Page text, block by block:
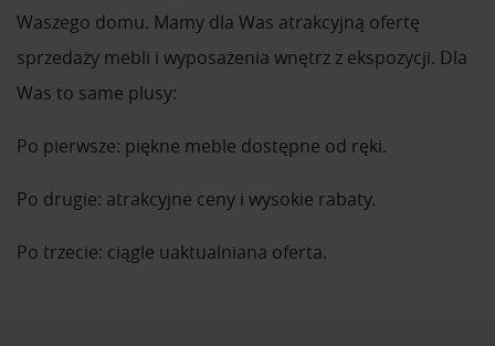
Waszego domu. Mamy dla Was atrakcyjną ofertę
sprzedaży mebli i wyposażenia wnętrz z ekspozycji. Dla
Was to same plusy:
Po pierwsze: piękne meble dostępne od ręki.
Po drugie: atrakcyjne ceny i wysokie rabaty.
Po trzecie: ciągle uaktualniana oferta.